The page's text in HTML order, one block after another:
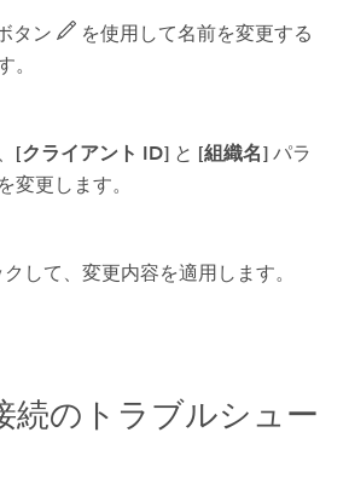
タン
を使用して名前を変更する
。
[クライアント ID]と [組織名]パラ
変更します。
して、変更内容を適用します。
続のトラブルシュー